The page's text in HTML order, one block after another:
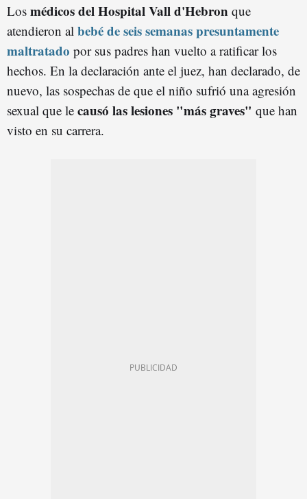
Los médicos del Hospital Vall d'Hebron que
atendieron al bebé de seis semanas presuntamente
maltratado por sus padres han vuelto a ratificar los
hechos. En la declaración ante el juez, han declarado, de
nuevo, las sospechas de que el niño sufrió una agresión
sexual que le causó las lesiones "más graves" que han
visto en su carrera.